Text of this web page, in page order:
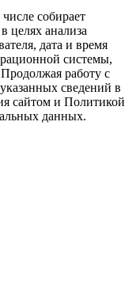
собирает
целях анализа
дата и время
системы,
работу с
сведений в
cайтом и Политикой
данных.